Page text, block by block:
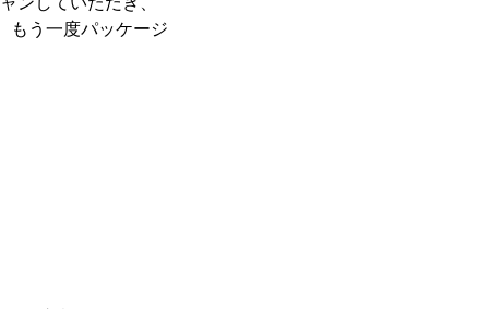
もう一度パッケージ